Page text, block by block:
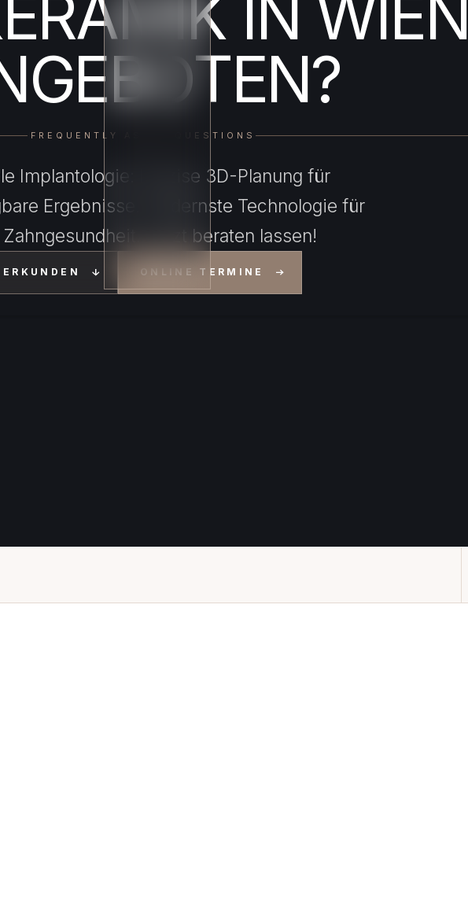
IN WIEN
FREQUENTLY ASKED QUESTIONS
Implantologie: Präzise 3D-Planung für
Ergebnisse. Modernste Technologie für
Zahngesundheit. Jetzt beraten lassen!
ERKUNDEN ONLINE TERMINE